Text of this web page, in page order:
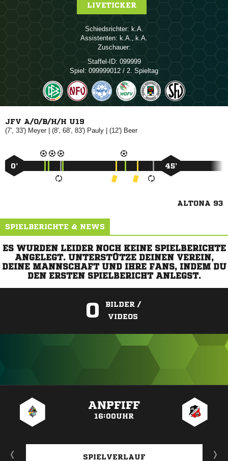
LIVETICKER
Schiedsrichter: 
Assistenten: , 
Zuschauer:
Staffel-ID: 099999
Spiel: 099999012 / 2. Spieltag
JFV A/O/B/H/H U19
(7', 33') | (8', 68', 83')  | (12') 
0’ 45’
ALTONA 93
SPIELBERICHTE & NEWS
ES WURDEN LEIDER NOCH KEINE SPIELBERICHTE
ANGELEGT. UNTERSTÜTZE DEINEN VEREIN,
DEINE MANNSCHAFT UND IHRE FANS, INDEM DU
DEN ERSTEN SPIELBERICHT ANLEGST.
0
BILDER /
VIDEOS
ANPFIFF
16:00UHR
SPIELVERLAUF